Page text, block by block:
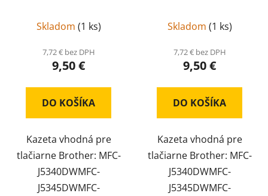
Skladom (1 ks)
7,72 € bez DPH
9,50 €
DO KOŠÍKA
Kazeta vhodná pre
tlačiarne Brother: MFC-
J5340DWMFC-
J5345DWMFC-
Skladom (1 ks)
7,72 € bez DPH
9,50 €
DO KOŠÍKA
Kazeta vhodná pre
tlačiarne Brother: MFC-
J5340DWMFC-
J5345DWMFC-